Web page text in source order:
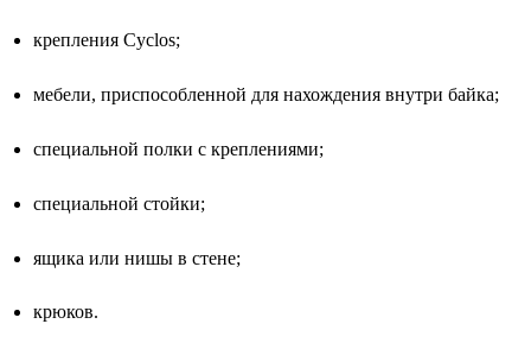
крепления Cyclos;
мебели, приспособленной для нахождения внутри байка;
специальной полки с креплениями;
специальной стойки;
ящика или нишы в стене;
крюков.